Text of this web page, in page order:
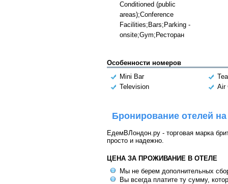
Conditioned (public
areas);Conference
Facilities;Bars;Parking -
onsite;Gym;Ресторан
Особенности номеров
Mini Bar
Television
Air
Бронирование отелей
ЕдемВЛондон.ру - торговая марка
просто и надежно.
ЦЕНА ЗА ПРОЖИВАНИЕ В ОТЕЛЕ
Мы не берем дополнительных
Вы всегда платите ту сумму,